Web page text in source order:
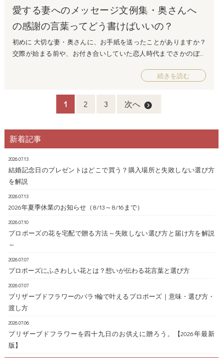
ピンク） その名のとおりプロポーズには欠かせないダズンロー
ズ。 １２本のバラが持つ意味がプロポーズの演出にピッタリ！
今、結婚式に新婦さまへのサプライズに、１２本のバラをプレゼ
ントされる方も多いという人気ぶりの ダズンローズをプリザーブ
ドフラワーで花束にしました。華やかなピンク色が女性の心をつ
ズにもぴったりです。 忘れられない聖夜の思い出をプレゼントし
てあげてください… 人気№5 ハーバリウム-with you(レッド) 最近人
リザーブドフラワーやドライフラワーを詰めています。 新しいお
花の観賞法は流行に敏感な女性のプレゼントにおすすめです。 プ
ロポーズ後はお部屋のインテリアにどうぞ。 いかがでしょうか 色
んなプロポーズの仕方がありますが、心に残る最高のプロポーズ
にはお花は欠かせない演出の一つになると思います・・・ 彼女さ
がるプロポーズ。 フルールドゥマカロンではプロポーズに喜んで
ルドゥマカロン プリザーブドフラワー通販専門店 所在地：〒550
-0013 大阪府大阪市西区新町1-14-41 電話：06-6543-8783 FAX：06-65
43-8784 営業時間：平日9:00～18:00 (土・日・祝休日) メールアド
レス：info@dojimakadan.jp お問い合せフォーム：https://www.dojima
kadan.jp/contact/
愛する妻へのメッセージ文例集・奥さんへ
の感謝の言葉ってどう書けばいいの？
初めに 大切な妻・奥さんに、お手紙を送ったことがありますか？
交際が始まる前や、お付き合いしていた恋人時代までさかのぼれ
けれど、いざ「ありがとう」を伝えようとすると、照れくさくて
さんにへ、「愛する妻への感謝の言葉」を紹介します♪ また、お手
紙に添えればきっと喜ばれる、プレゼントも合わせて紹介しま
す。是非愛する奥さんに最高のサプライズを届けてください。 共
に暮らす妻へのメッセージ 生活を共にし、嬉しいことも悲しいこ
とも乗り越えてきた奥様。一番身近な存在だからこそ、「ありが
前） いつも家のことがんばってくれてありがとう。○○が支えてく
れるおかげで僕も仕事に集中できます。普段は照れくさくてなか
なか言葉にできないけど、毎日感謝しています。 これからもよろ
しくね。 ○○（夫の名前） Dear ○○（妻の名前） ○○は僕の自慢の妻
です。 毎日おいしいご飯を作ってくれてありがとう！朝ご飯も、
お弁当も、夜ご飯もいつも楽しみにしています。 今度二人でおい
しいディナーを食べに行こうね。 From ○○（夫の名前） ○○（妻
の名前） 仕事ばかりで家庭を任せてしまってごめんね。家事も育
ね。日々の感謝を込めて。 ○○（夫の名前） 離れて暮らす妻への
メッセージ 単身赴任や出張が多い旦那さんは、日頃会えない妻へ
続きを読む
1 2 3 次へ
新着記事
2026.07.13
結婚記念日のプレゼントはどこで買う？購入場所と失敗しない選び方
を解説
2026.07.13
2026年夏季休業のお知らせ（8/13～8/16まで）
2026.07.10
プロポーズの花を宅配で贈る方法～失敗しない選び方と届け方を解説
～
2026.07.07
プロポーズにふさわしい花とは？想いが伝わる花言葉と選び方
2026.07.07
プリザーブドフラワーのバラ1輪で叶えるプロポーズ｜意味・選び方・
渡し方
2026.07.06
プリザーブドフラワーを四十九日のお供えに贈ろう。【2026年最新
版】